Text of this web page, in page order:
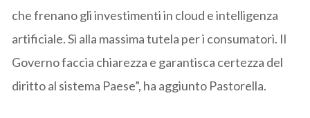
che frenano gli investimenti in cloud e intelligenza
artificiale. Sì alla massima tutela per i consumatori. Il
Governo faccia chiarezza e garantisca certezza del
diritto al sistema Paese”, ha aggiunto Pastorella.